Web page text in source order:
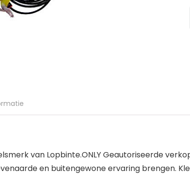
van Lopbinte.ONLY Geautoriseerde
en buitengewone ervaring brengen.